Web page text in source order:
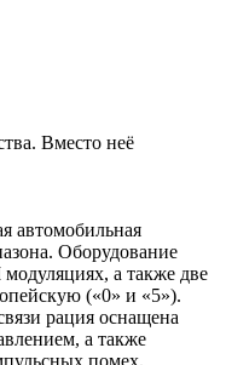
Вместо неё
автомобильная
Оборудование
а также две
(«0» и «5»).
рация оснащена
а также